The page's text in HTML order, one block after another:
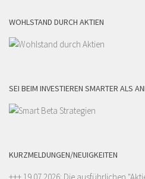
WOHLSTAND DURCH AKTIEN
SEI BEIM INVESTIEREN SMARTER ALS
KURZMELDUNGEN/NEUIGKEITEN